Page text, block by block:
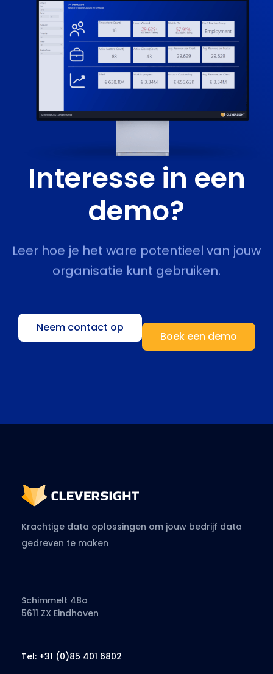
Interesse in een
demo?
Leer hoe je het ware potentieel van jouw
organisatie kunt gebruiken.
Neem contact op
Boek een demo
Krachtige data oplossingen om jouw bedrijf data
gedreven te maken
Schimmelt 48a
5611 ZX Eindhoven
Tel: +31 (0)85 401 6802